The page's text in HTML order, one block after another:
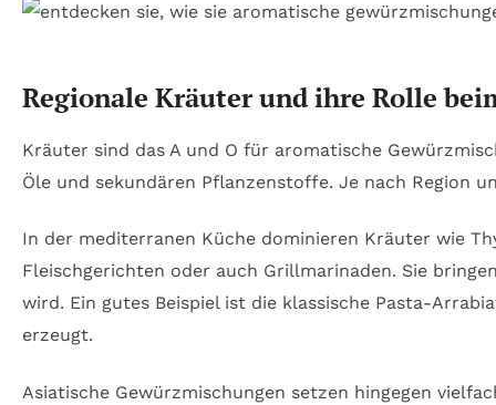
Regionale Kräuter und ihre Rolle
Kräuter sind das A und O für aromatische
Öle und sekundären Pflanzenstoffe. Je nach Region
In der mediterranen Küche dominieren Kräuter wie
Fleischgerichten oder auch Grillmarinaden. Sie
wird. Ein gutes Beispiel ist die klassische Pasta-
erzeugt.
Asiatische Gewürzmischungen setzen hingegen